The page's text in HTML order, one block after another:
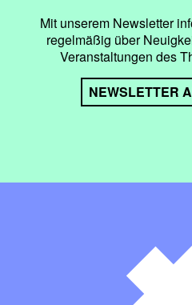
Mit unserem Newsletter
regelmäßig über
Veranstaltungen des
NEWSLETTER